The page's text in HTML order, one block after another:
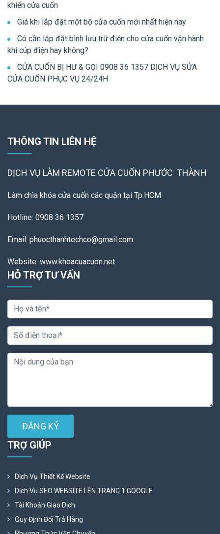
khiển cửa cuốn
Giá khi lắp đặt một bộ cửa cuốn mới nhất hiện nay
Có cần lắp đặt bình lưu trữ điện cho cửa cuốn vận hành
khi cúp điện hay không?
CỬA CUỐN BỊ HƯ & GỌI 0908 36 1357 DỊCH VỤ SỬA
CỬA CUỐN PHỤC VỤ 24/24H
THÔNG TIN LIÊN HỆ
DỊCH VỤ LÀM REMOTE CỬA CUỐN PHƯỚC THÀNH
Làm chìa khóa cửa cuốn các quận tại Tp.HCM
Hotline: 0908 36 1357
Email: phuocthanhtechco@gmail.com
Website: www.khoacuacuon.net
HỖ TRỢ TƯ VẤN
ĐĂNG KÝ
TRỢ GIÚP
Dịch Vụ Thiết Kế Website
Dịch Vụ SEO WEBSITE LÊN TRANG 1 GOOGLE
Tài Khoản Giao Dịch
Quy Định Đổi Trả Hàng